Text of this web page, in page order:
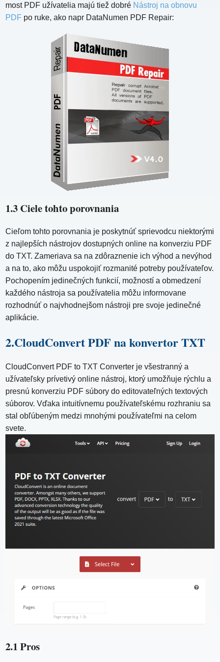
most PDF užívatelia majú tiež dobré Nástroj na obnovu
PDF po ruke, ako napr DataNumen PDF Repair:
1.3 Ciele tohto porovnania
Cieľom tohto porovnania je poskytnúť sprievodcu niektorými
z najlepších nástrojov dostupných online na konverziu PDF
do TXT. Zameriava sa na zdôraznenie ich výhod a nevýhod
a na to, ako môžu uspokojiť rozmanité potreby používateľov.
Pochopením jedinečných funkcií, možností a obmedzení
každého nástroja sa používatelia môžu informovane
rozhodnúť o najvhodnejšom nástroji pre svoje jedinečné
aplikácie.
2.CloudConvert PDF na konvertor TXT
CloudConvert PDF to TXT Converter je všestranný a
užívateľsky prívetivý online nástroj, ktorý umožňuje rýchlu a
presnú konverziu PDF súbory do editovateľných textových
súborov. Vďaka intuitívnemu používateľskému rozhraniu sa
stal obľúbeným medzi mnohými používateľmi na celom
svete.
2.1 Pros